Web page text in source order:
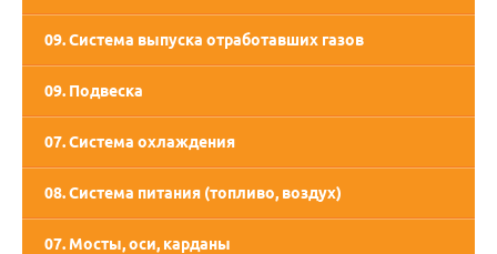
09. Система выпуска отработавших газов
09. Подвеска
07. Система охлаждения
08. Система питания (топливо, воздух)
07. Мосты, оси, карданы